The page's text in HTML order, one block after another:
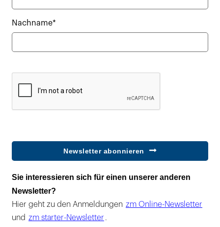
Nachname*
Newsletter abonnieren
Sie interessieren sich für einen unserer anderen
Newsletter?
Hier geht zu den Anmeldungen zm Online-Newsletter
und zm starter-Newsletter .